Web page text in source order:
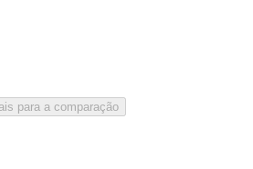
para a comparação